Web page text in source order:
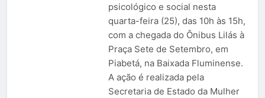
psicológico e social nesta
quarta-feira (25), das 10h às 15h,
com a chegada do Ônibus Lilás à
Praça Sete de Setembro, em
Piabetá, na Baixada Fluminense.
A ação é realizada pela
Secretaria de Estado da Mulher